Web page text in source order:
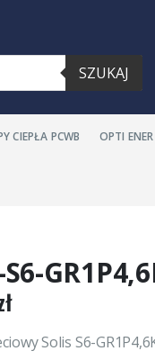
SZUKAJ
CIEPŁA PCWB OPTI
Solis S6-